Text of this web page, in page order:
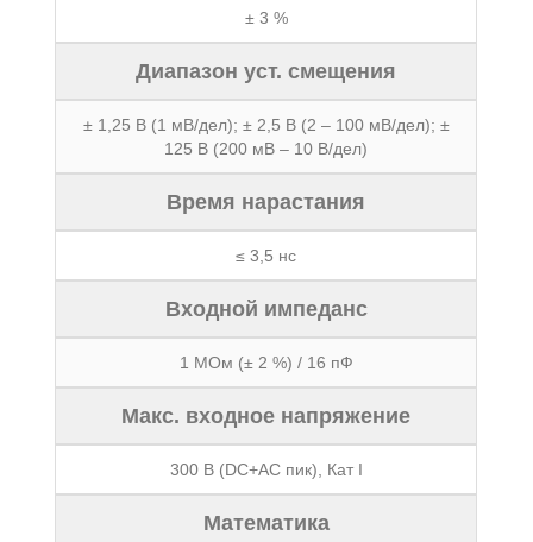
± 3 %
Диапазон уст. смещения
± 1,25 В (1 мВ/дел); ± 2,5 В (2 – 100 мВ/дел); ±
125 В (200 мВ – 10 В/дел)
Время нарастания
≤ 3,5 нс
Входной импеданс
1 МОм (± 2 %) / 16 пФ
Макс. входное напряжение
300 В (DC+AС пик), Кат I
Математика